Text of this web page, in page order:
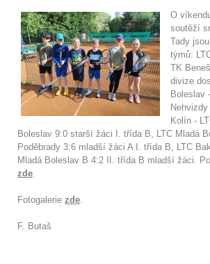
O
soutěží
Tady
týmů:
TK
divize
Boleslav
Kolín -
Boleslav 9:0 starší žáci I. třída B, LTC Mladá
Poděbrady 3:6 mladší žáci A I. třída B, LTC
Mladá Boleslav B 4:2 II. třída B mladší žáci.
zde.
Fotogalerie zde.
F. Butaš